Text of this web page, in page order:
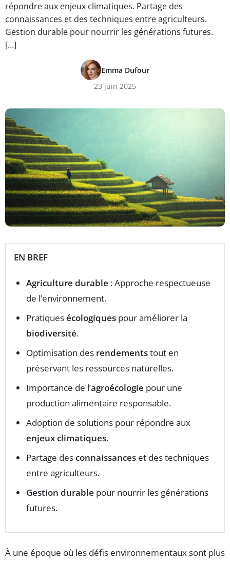
répondre aux enjeux climatiques. Partage des
connaissances et des techniques entre agriculteurs.
Gestion durable pour nourrir les générations futures.
[…]
Emma Dufour
23 juin 2025
EN BREF
Agriculture durable : Approche respectueuse
de l’environnement.
Pratiquesécologiques pour améliorer la
biodiversité.
Optimisation des rendementstout en
préservant les ressources naturelles.
Importance de l’agroécologie pour une
production alimentaire responsable.
Adoption de solutions pour répondre aux
enjeux climatiques.
Partage desconnaissances et des techniques
entre agriculteurs.
Gestion durable pour nourrir les générations
futures.
À une époque où les défis environnementaux sont plus